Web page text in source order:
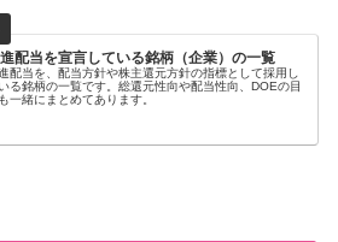
配当を宣言している銘柄（企業）の一覧
配当を、配当方針や株主還元方針の指標として採用し
る銘柄の一覧です。総還元性向や配当性向、DOEの目
一緒にまとめてあります。